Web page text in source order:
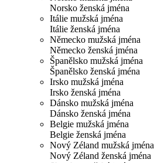
Norsko ženská jména
Itálie mužská jména
Itálie ženská jména
Německo mužská jména
Německo ženská jména
Španělsko mužská jména
Španělsko ženská jména
Irsko mužská jména
Irsko ženská jména
Dánsko mužská jména
Dánsko ženská jména
Belgie mužská jména
Belgie ženská jména
Nový Zéland mužská jména
Nový Zéland ženská jména